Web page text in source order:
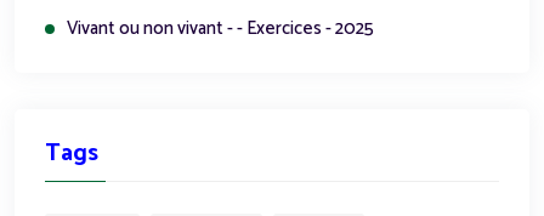
Vivant ou non vivant - - Exercices - 2025
Tags